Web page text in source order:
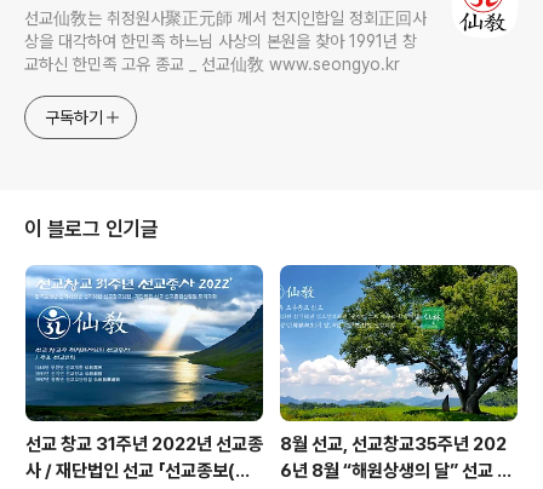
선교仙敎는 취정원사聚正元師 께서 천지인합일 정회正回사
상을 대각하여 한민족 하느님 사상의 본원을 찾아 1991년 창
교하신 한민족 고유 종교 _ 선교仙敎 www.seongyo.kr
구독하기
이 블로그 인기글
선교 창교 31주년 2022년 선교종
사 / 재단법인 선교 「선교종보(仙
8월 선교, 선교창교35주년 202
6년 8월 “해원상생의 달” 선교 법